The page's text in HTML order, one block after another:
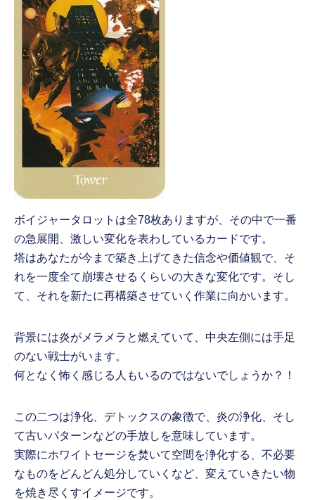
ボイジャータロットは全78枚ありますが、その中で一番
の急展開、激しい変化を表わしているカードです。
塔はあなたが今まで築き上げてきた信念や価値観で、そ
れを一度全て崩壊させるくらいの大きな変化です。そし
て、それを新たに再構築させていく作業に向かいます。
背景には炎がメラメラと燃えていて、中央左側には手足
のない戦士がいます。
何となく怖く感じる人もいるのではないでしょうか？！
この二つは浄化、デトックスの象徴で、炎の浄化、そし
て古いパターンなどの手放しを意味しています。
実際にホワイトセージを焚いて空間を浄化する、不必要
なものをどんどん処分していくなど、変えていきたい物
を焼き尽くすイメージです。